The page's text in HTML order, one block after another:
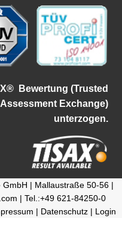
Bewertung (Trusted
Assessment Exchange)
unterzogen.
| Mallaustraße 50-56 |
| Tel.:+49 621-84250-0
| Datenschutz| Login